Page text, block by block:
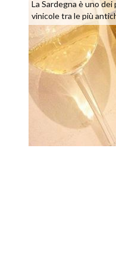
La Sardegna è uno
vinicole tra le più